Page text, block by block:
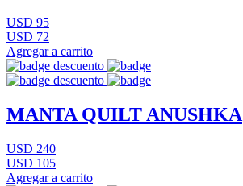
USD 95
USD 72
Agregar a carrito
MANTA QUILT ANUSHKA
USD 240
USD 105
Agregar a carrito